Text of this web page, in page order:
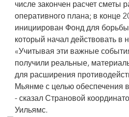
числе закончен расчет сметы
оперативного плана; в конце
инициирован Фонд для
который начал действовать в
«Учитывая эти важные
получили реальные,
для расширения
Мьянме с целью обеспечения
- сказал Страновой
Уильямс.